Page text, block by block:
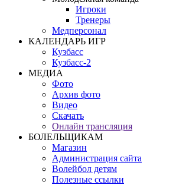
Игроки
Тренеры
Медперсонал
КАЛЕНДАРЬ ИГР
Кузбасс
Кузбасс-2
МЕДИА
Фото
Архив фото
Видео
Скачать
Онлайн трансляция
БОЛЕЛЬЩИКАМ
Магазин
Администрация сайта
Волейбол детям
Полезные ссылки